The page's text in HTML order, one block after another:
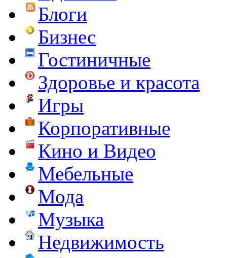
Блоги
Бизнес
Гостиничные
Здоровье и красота
Игры
Корпоративные
Кино и Видео
Мебельные
Мода
Музыка
Недвижимость